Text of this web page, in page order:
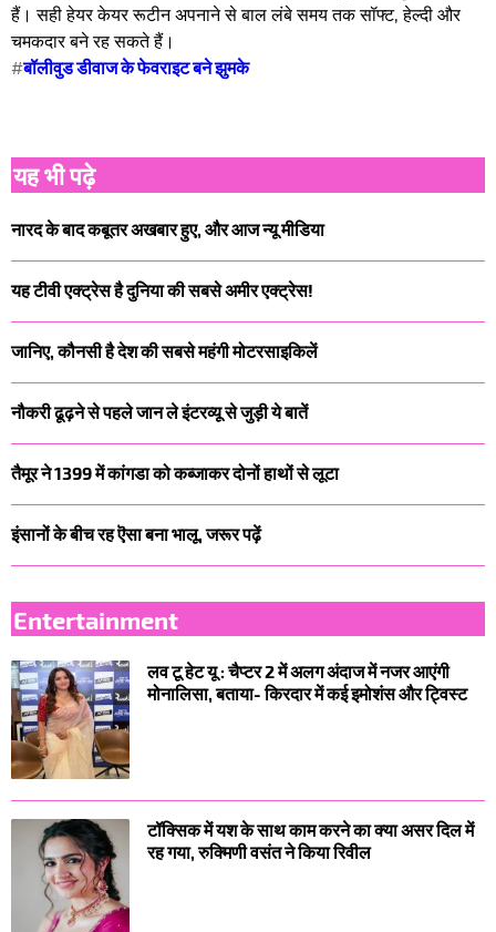
हैं। सही हेयर केयर रूटीन अपनाने से बाल लंबे समय तक सॉफ्ट, हेल्दी और
चमकदार बने रह सकते हैं।
#बॉलीवुड डीवाज के फेवराइट बने झुमके
यह भी पढ़े
नारद के बाद कबूतर अखबार हुए, और आज न्यू मीडिया
यह टीवी एक्ट्रेस है दुनिया की सबसे अमीर एक्ट्रेस!
जानिए, कौनसी है देश की सबसे महंगी मोटरसाइकिलें
नौकरी ढूढ़ने से पहले जान ले इंटरव्यू से जुड़ी ये बातें
तैमूर ने 1399 में कांगडा को कब्जाकर दोनों हाथों से लूटा
इंसानों के बीच रह ऎसा बना भालू, जरूर पढ़ें
Entertainment
लव टू हेट यू : चैप्टर 2 में अलग अंदाज में नजर आएंगी
मोनालिसा, बताया- किरदार में कई इमोशंस और ट्विस्ट
टॉक्सिक में यश के साथ काम करने का क्या असर दिल में
रह गया, रुक्मिणी वसंत ने किया रिवील